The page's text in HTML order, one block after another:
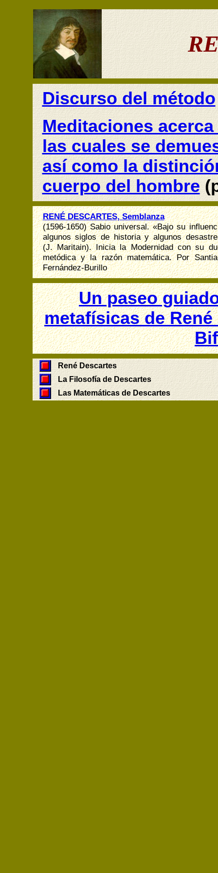
Discurso del método
Meditaciones
las cuales se
así como la
cuerpo del hombre
RENÉ DESCARTES, Semblanza
(1596-1650) Sabio universal. «Bajo su
algunos siglos de historia y algunos
(J. Maritain). Inicia la Modernidad con su
metódica y la razón matemática. Por
Fernández-Burillo
Un paseo
metafísicas de
René Descartes
La Filosofía de Descartes
Las Matemáticas de Descartes